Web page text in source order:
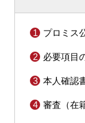
プロミス
必要項目
本人確認
審査（在